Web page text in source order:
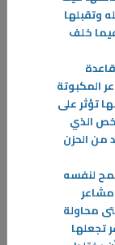
فن المحادثة وفن
النفس
وتقبلها
خلف
المكبوتة
تؤثر على
الذي
الحزن
لنفسه
محاولة
تجعلها